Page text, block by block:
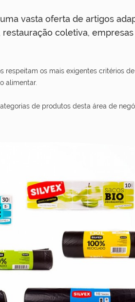
vasta oferta de artigos
restauração coletiva,
respeitam os mais exigentes critérios
alimentar.
de produtos desta área de